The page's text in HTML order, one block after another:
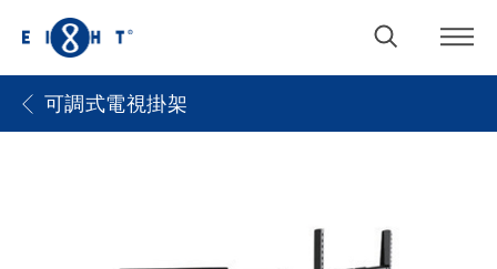
可調式電視掛架